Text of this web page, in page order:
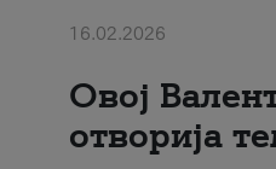
16.02.2026
Овој
отворија